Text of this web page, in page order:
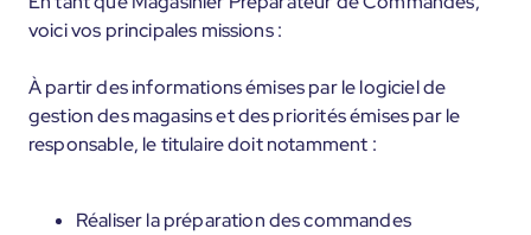
voici vos principales missions :
À partir des informations émises par le logiciel de
gestion des magasins et des priorités émises par le
responsable, le titulaire doit notamment :
Réaliser la préparation des commandes